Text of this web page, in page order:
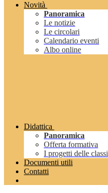
Novità
Panoramica
Le notizie
Le circolari
Calendario eventi
Albo online
Didattica
Panoramica
Offerta formativa
I progetti delle classi
Documenti utili
Contatti